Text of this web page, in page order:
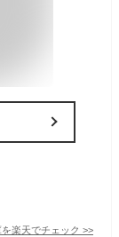
楽天でチェック >>